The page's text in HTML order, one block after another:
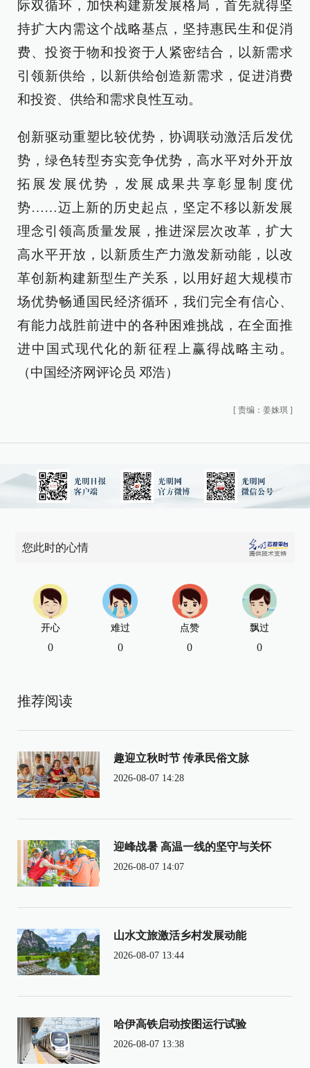
际双循环，加快构建新发展格局，首先就得坚
持扩大内需这个战略基点，坚持惠民生和促消
费、投资于物和投资于人紧密结合，以新需求
引领新供给，以新供给创造新需求，促进消费
和投资、供给和需求良性互动。
创新驱动重塑比较优势，协调联动激活后发优
势，绿色转型夯实竞争优势，高水平对外开放
拓展发展优势，发展成果共享彰显制度优
势……迈上新的历史起点，坚定不移以新发展
理念引领高质量发展，推进深层次改革，扩大
高水平开放，以新质生产力激发新动能，以改
革创新构建新型生产关系，以用好超大规模市
场优势畅通国民经济循环，我们完全有信心、
有能力战胜前进中的各种困难挑战，在全面推
进中国式现代化的新征程上赢得战略主动。
（中国经济网评论员 邓浩）
[ 责编：姜姝琪 ]
您此时的心情
开心
0
难过
0
点赞
0
飘过
0
推荐阅读
趣迎立秋时节 传承民俗文脉
2026-08-07 14:28
迎峰战暑 高温一线的坚守与关怀
2026-08-07 14:07
山水文旅激活乡村发展动能
2026-08-07 13:44
哈伊高铁启动按图运行试验
2026-08-07 13:38